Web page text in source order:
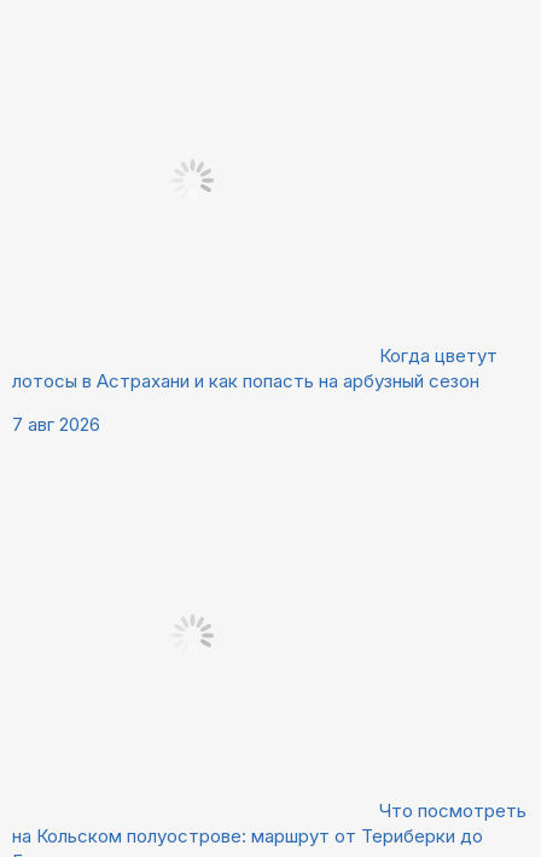
Когда цветут
лотосы в Астрахани и как попасть на арбузный сезон
7 авг 2026
Что посмотреть
на Кольском полуострове: маршрут от Териберки до